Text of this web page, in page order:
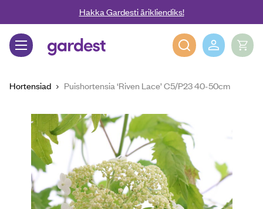
Liigu edasi põhisisu juurdeHakka Gardesti ärikliendiks!
Gardest
Hortensiad Puishortensia ‘Riven Lace’ C5/P23 40-50cm